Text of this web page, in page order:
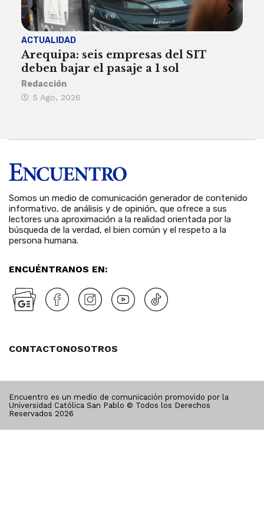
ACTUALIDAD
Arequipa: seis empresas del SIT
deben bajar el pasaje a 1 sol
Redacción
5 Ago, 2026
Somos un medio de comunicación generador de contenido
informativo, de análisis y de opinión, que ofrece a sus
lectores una aproximación a la realidad orientada por la
búsqueda de la verdad, el bien común y el respeto a la
persona humana.
ENCUÉNTRANOS EN:
CONTACTONOSOTROS
Encuentro es un medio de comunicación promovido por la
Universidad Católica San Pablo © Todos los Derechos
Reservados 2026